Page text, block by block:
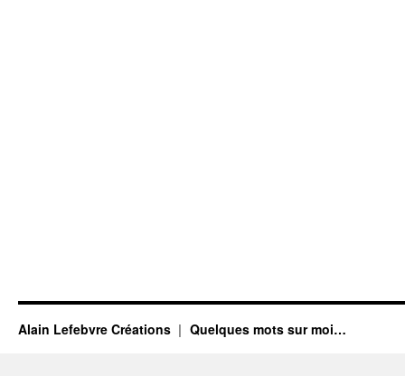
Alain Lefebvre Créations Quelques mots sur moi…